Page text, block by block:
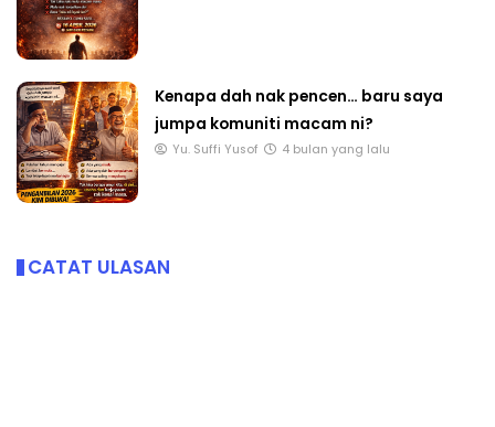
Kenapa dah nak pencen… baru saya
jumpa komuniti macam ni?
Yu. Suffi Yusof 4 bulan yang lalu
CATAT ULASAN